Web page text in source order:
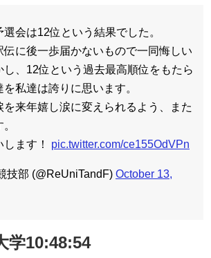
会は12位という結果でした。
伝に後一歩届かないもので一同悔しい
、12位という過去最高順位をもたら
私達は誇りに思います。
来年嬉し涙に変えられるよう、また
ます！ pic.twitter.com/ce155OdVPn
技部 (@ReUniTandF) October 13,
学10:48:54